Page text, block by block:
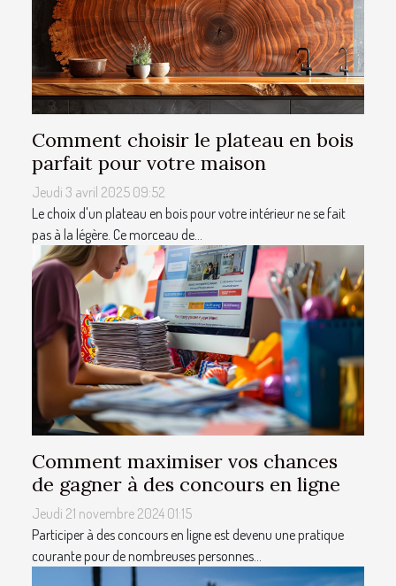
Comment choisir le plateau en bois
parfait pour votre maison
Jeudi 3 avril 2025 09:52
Le choix d'un plateau en bois pour votre intérieur ne se fait
pas à la légère. Ce morceau de...
Comment maximiser vos chances
de gagner à des concours en ligne
Jeudi 21 novembre 2024 01:15
Participer à des concours en ligne est devenu une pratique
courante pour de nombreuses personnes...